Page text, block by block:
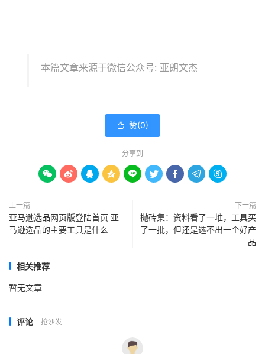
本篇文章来源于微信公众号: 亚朗文杰
 赞(0)
分享到
        
上一篇
亚马逊选品网页版登陆首页 亚
马逊选品的主要工具是什么
下一篇
抛砖集：资料看了一堆，工具买
了一批，但还是选不出一个好产
品
相关推荐
暂无文章
评论 抢沙发